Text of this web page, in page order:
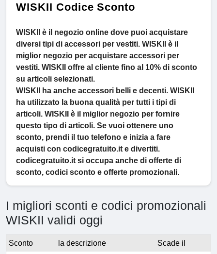
WISKII Codice Sconto
WISKII è il negozio online dove puoi acquistare
diversi tipi di accessori per vestiti. WISKII è il
miglior negozio per acquistare accessori per
vestiti. WISKII offre al cliente fino al 10% di sconto
su articoli selezionati.
WISKII
ha anche accessori belli e decenti. WISKII
ha utilizzato la buona qualità per tutti i tipi di
articoli. WISKII è il miglior negozio per fornire
questo tipo di articoli. Se vuoi ottenere uno
sconto, prendi il tuo telefono e inizia a fare
acquisti con codicegratuito.it e divertiti.
codicegratuito.it si occupa anche di offerte di
sconto, codici sconto e offerte promozionali.
I migliori sconti e codici promozionali
WISKII validi oggi
Sconto la descrizione Scade il